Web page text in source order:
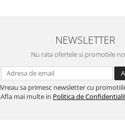
NEWSLETTER
Nu rata ofertele si promotiile
Vreau sa primesc newsletter cu
Afla mai multe in Politica de